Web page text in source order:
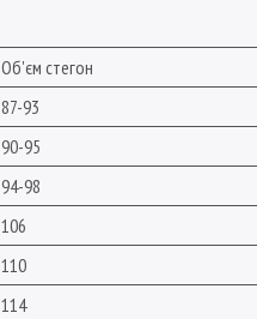
Об'єм стегон
87-93
90-95
94-98
106
110
114